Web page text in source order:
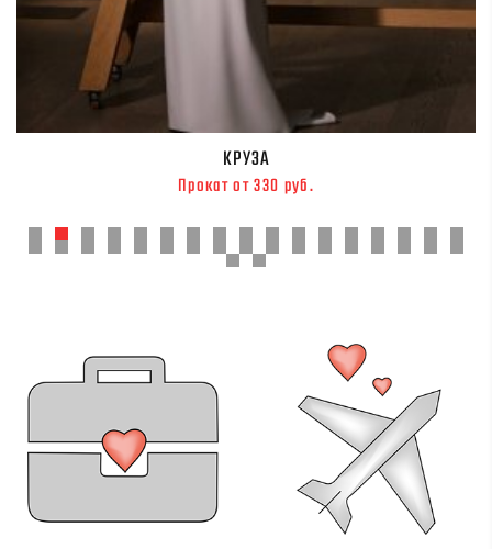
КРУЗА
Прокат от 330 руб.